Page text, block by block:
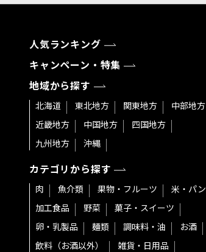
人気ランキング
キャンペーン・特集
地域から探す
北海道 東北地方 関東地方
中部地方
近畿地方
中国地方
四国地方
九州地方
沖縄
カテゴリから探す
肉 魚介類 果物・フルーツ
米・パン
加工食品
野菜
菓子・スイーツ
卵・乳製品
麺類 調味料・油
お酒
飲料（お酒以外）
雑貨・日用品